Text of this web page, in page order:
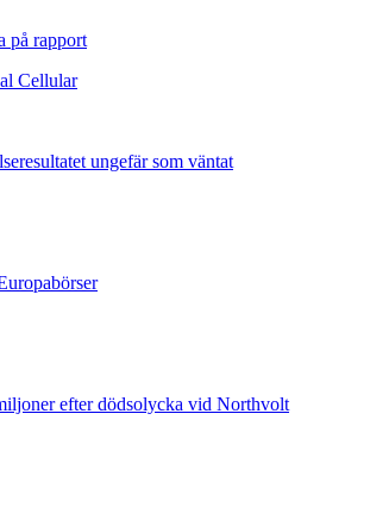
på rapport
Cellular
ungefär som väntat
efter dödsolycka vid Northvolt